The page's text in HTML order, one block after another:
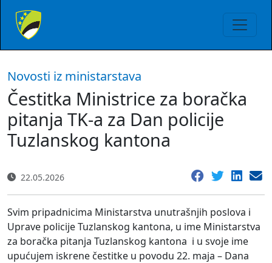
Novosti iz ministarstava
Čestitka Ministrice za boračka
pitanja TK-a za Dan policije
Tuzlanskog kantona
22.05.2026
Svim pripadnicima Ministarstva unutrašnjih poslova i
Uprave policije Tuzlanskog kantona, u ime Ministarstva
za boračka pitanja Tuzlanskog kantona i u svoje ime
upućujem iskrene čestitke u povodu 22. maja – Dana